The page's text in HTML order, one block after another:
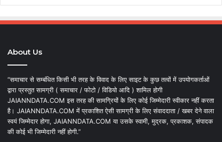
About Us
“समाचार से सम्बंधित किसी भी तरह के विवाद के लिए साइट के कुछ तत्वों में उपयोगकर्ताओं
द्वारा प्रस्तुत सामग्री ( समाचार / फोटो / विडियो आदि ) शामिल होगी
JAIANNDATA.COM इस तरह की सामग्रियों के लिए कोई जिम्मेदारी स्वीकार नहीं करता
है। JAIANNDATA.COM में प्रकाशित ऐसी सामग्री के लिए संवाददाता / खबर देने वाला
स्वयं जिम्मेदार होगा, JAIANNDATA.COM या उसके स्वामी, मुद्रक, प्रकाशक, संपादक
की कोई भी जिम्मेदारी नहीं होगी.”